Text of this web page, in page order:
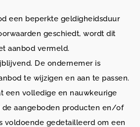
een beperkte geldigheidsduur
geschiedt, wordt dit
aanbod vermeld.
De ondernemer is
te wijzigen en aan te passen.
een volledige en nauwkeurige
de aangeboden producten en/of
voldoende gedetailleerd om een